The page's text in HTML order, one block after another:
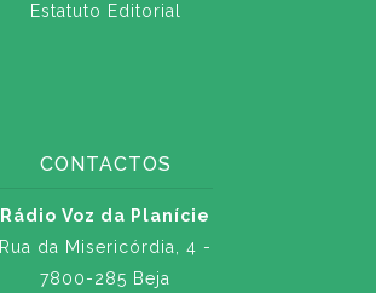
Estatuto Editorial
CONTACTOS
Rádio Voz da Planície
Rua da Misericórdia, 4 -
7800-285 Beja